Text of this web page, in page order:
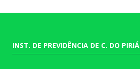
INST. DE PREVIDÊNCIA DE C. DO PIRIÁ